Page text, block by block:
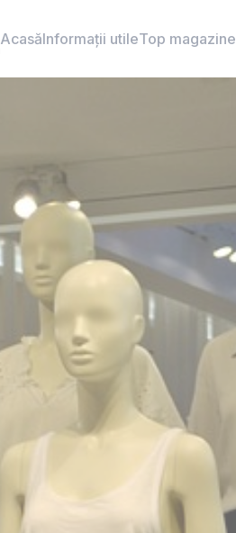
AcasăInformații utileTop magazine